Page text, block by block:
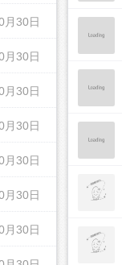
月30日
月30日
月30日
月30日
月30日
月30日
月30日